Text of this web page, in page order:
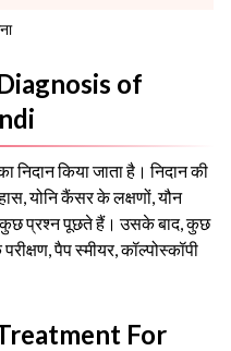
Diagnosis of
किया जाता है। निदान की
योनि कैंसर के लक्षणों, यौन
कुछ प्रश्न पूछते हैं। उसके बाद, कुछ
पैप स्मीयर, कॉल्पोस्कॉपी
Treatment For